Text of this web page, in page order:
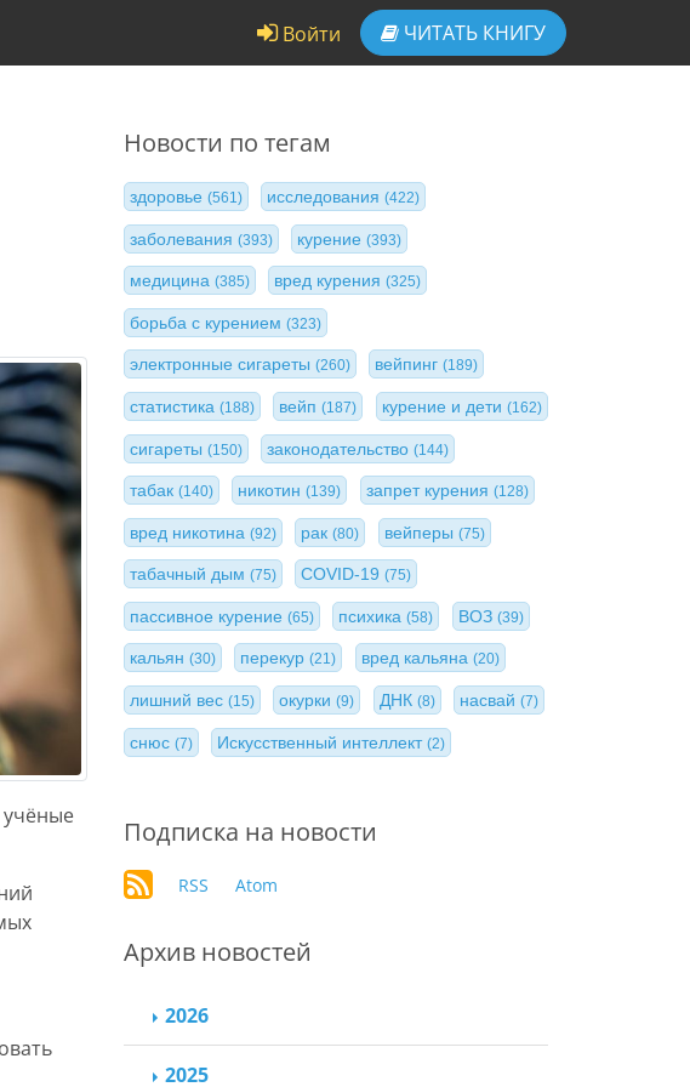
Войти ЧИТАТЬ КНИГУ
учёные
Новости по тегам
здоровье (561) исследования(422)
заболевания (393) курение(393)
медицина (385) вред курения(325)
борьба с курением (323)
электронные сигареты (260) вейпинг(189)
статистика (188) вейп(187) курение и дети (162)
сигареты (150) законодательство(144)
табак (140) никотин(139) запрет курения (128)
вред никотина (92) рак(80) вейперы (75)
табачный дым (75) COVID-19(75)
пассивное курение (65) психика(58) ВОЗ (39)
кальян (30) перекур(21) вред кальяна (20)
лишний вес (15) окурки(9) ДНК (8) насвай(7)
снюс (7) Искусственный интеллект(2)
Подписка на новости
RSS Atom
Архив новостей
2026
2025